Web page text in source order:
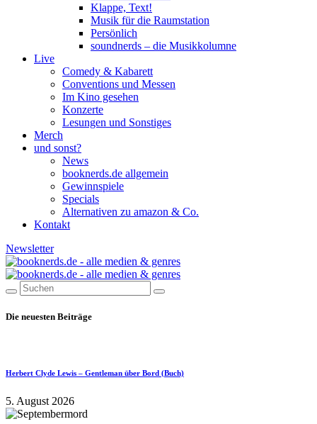
Klappe, Text!
Musik für die Raumstation
Persönlich
soundnerds – die Musikkolumne
Live
Comedy & Kabarett
Conventions und Messen
Im Kino gesehen
Konzerte
Lesungen und Sonstiges
Merch
und sonst?
News
booknerds.de allgemein
Gewinnspiele
Specials
Alternativen zu amazon & Co.
Kontakt
Newsletter
Die neuesten Beiträge
Herbert Clyde Lewis – Gentleman über Bord (Buch)
5. August 2026